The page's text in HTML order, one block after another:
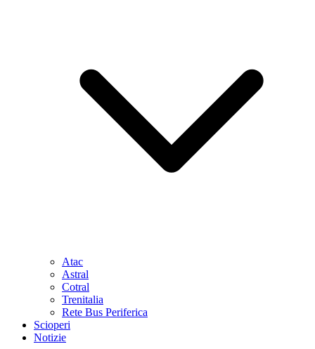
Atac
Astral
Cotral
Trenitalia
Rete Bus Periferica
Scioperi
Notizie